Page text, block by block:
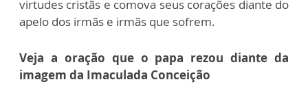
virtudes cristãs e comova seus corações diante do
apelo dos irmãs e irmãs que sofrem.
Veja a oração que o papa rezou diante da
imagem da Imaculada Conceição